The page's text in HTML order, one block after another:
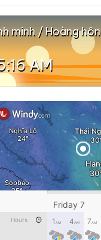
minh / Hoàng hôn
AM